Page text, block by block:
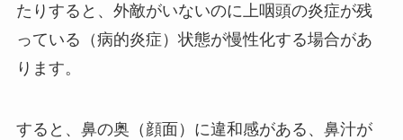
たりすると、外敵がいないのに上咽頭の炎症が残
っている（病的炎症）状態が慢性化する場合があ
ります。
すると、鼻の奥（顔面）に違和感がある、鼻汁が